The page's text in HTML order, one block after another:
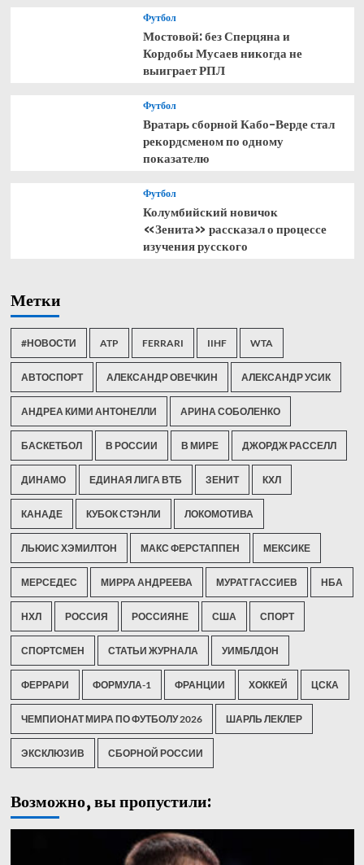
Футбол
Мостовой: без Сперцяна и
Кордобы Мусаев никогда не
выиграет РПЛ
Футбол
Вратарь сборной Кабо-Верде стал
рекордсменом по одному
показателю
Футбол
Колумбийский новичок
«Зенита» рассказал о процессе
изучения русского
Метки
#НОВОСТИ ATP FERRARI IIHF WTA
АВТОСПОРТ АЛЕКСАНДР ОВЕЧКИН АЛЕКСАНДР УСИК
АНДРЕА КИМИ АНТОНЕЛЛИ АРИНА СОБОЛЕНКО
БАСКЕТБОЛ В РОССИИ В МИРЕ ДЖОРДЖ РАССЕЛЛ
ДИНАМО ЕДИНАЯ ЛИГА ВТБ ЗЕНИТ КХЛ
КАНАДЕ КУБОК СТЭНЛИ ЛОКОМОТИВА
ЛЬЮИС ХЭМИЛТОН МАКС ФЕРСТАППЕН МЕКСИКЕ
МЕРСЕДЕС МИРРА АНДРЕЕВА МУРАТ ГАССИЕВ НБА
НХЛ РОССИЯ РОССИЯНЕ США СПОРТ
СПОРТСМЕН СТАТЬИ ЖУРНАЛА УИМБЛДОН
ФЕРРАРИ ФОРМУЛА-1 ФРАНЦИИ ХОККЕЙ ЦСКА
ЧЕМПИОНАТ МИРА ПО ФУТБОЛУ 2026 ШАРЛЬ ЛЕКЛЕР
ЭКСКЛЮЗИВ СБОРНОЙ РОССИИ
Возможно, вы пропустили: